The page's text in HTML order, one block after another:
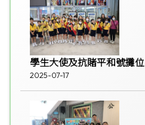
學生大使及抗賭平和號攤位
2025-07-17